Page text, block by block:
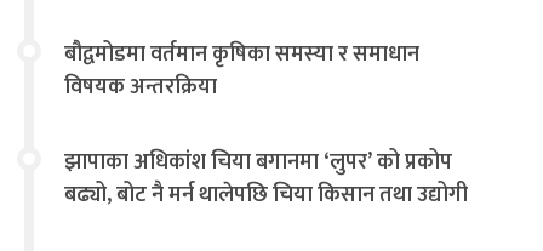
बौद्वमोडमा वर्तमान कृषिका समस्या र समाधान
विषयक अन्तरक्रिया
झापाका अधिकांश चिया बगानमा ‘लुपर’ को प्रकोप
बढ्यो, बोट नै मर्न थालेपछि चिया किसान तथा उद्योगी